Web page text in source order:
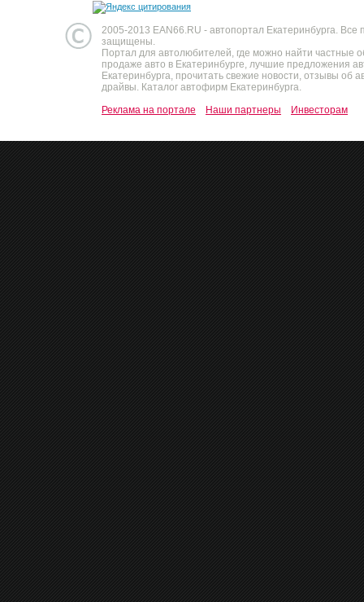
2005-2013 EAN66.RU - автопортал Екатеринбурга. Все
защищены.
Портал для автолюбителей, где можно найти частные
продаже авто в Екатеринбурге, лучшие предложения
Екатеринбурга, прочитать свежие новости, отзывы об
драйвы. Каталог автофирм Екатеринбурга.
Реклама на портале
Наши партнеры Инвесторам